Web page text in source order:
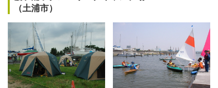
（土浦市）